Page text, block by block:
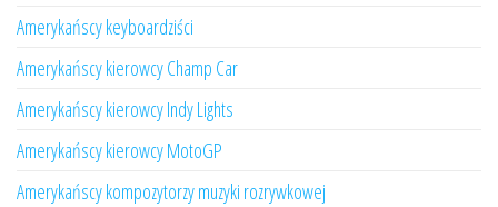
Amerykańscy keyboardziści
Amerykańscy kierowcy Champ Car
Amerykańscy kierowcy Indy Lights
Amerykańscy kierowcy MotoGP
Amerykańscy kompozytorzy muzyki rozrywkowej